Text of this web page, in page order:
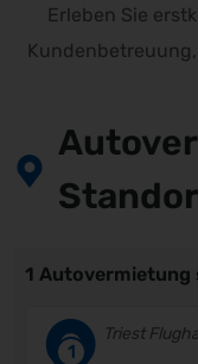
Erleben Sie
1
1
Triest